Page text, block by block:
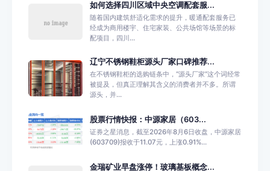
如何选择四川区域中央空调配套服...
随着国内建筑舒适化需求的提升，暖通配套服务已
经成为商用楼宇、住宅家装、公共场馆等场景的标
配项目，四川...
辽宁不锈钢鞋柜源头厂家口碑推荐...
在不锈钢鞋柜的选购链条中，“源头厂家”这个词经常
被提及，但真正理解其含义的消费者并不多。所谓
源头，并...
股票行情快报：中源家居（603...
证券之星消息，截至2026年8月6日收盘，中源家居
(603709)报收于11.07元，上涨0.91%...
金瑞矿业早盘涨停！玻璃基板概念...